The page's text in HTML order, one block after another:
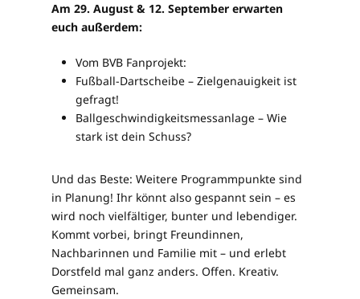
Am 29. August & 12. September erwarten
euch außerdem:
Vom BVB Fanprojekt:
Fußball-Dartscheibe – Zielgenauigkeit ist
gefragt!
Ballgeschwindigkeitsmessanlage – Wie
stark ist dein Schuss?
Und das Beste: Weitere Programmpunkte sind
in Planung! Ihr könnt also gespannt sein – es
wird noch vielfältiger, bunter und lebendiger.
Kommt vorbei, bringt Freundinnen,
Nachbarinnen und Familie mit – und erlebt
Dorstfeld mal ganz anders. Offen. Kreativ.
Gemeinsam.